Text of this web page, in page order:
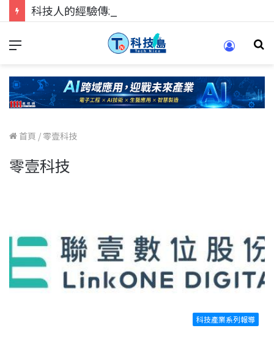
首頁 / 零壹科技
零壹科技
科技產業系列報導